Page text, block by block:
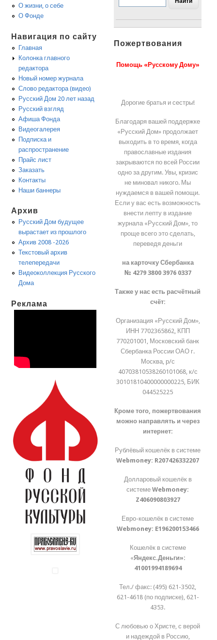
О жизни, о себе
О Фонде
Навигация по сайту
Главная
Колонка главного
редактора
Новый номер журнала
Слово редактора (видео)
Русский Дом 20 лет назад
Русский взгляд
Афиша Фонда
Видеогалерея
Подписка и
распространение
Прайс лист
Заказать
Контакты
Наши баннеры
Архив
Русский Дом будущее
вырастает из прошлого
Архив 2008 -2026
Текстовый архив
телепередачи
Видеоколлекция Русского
Дома
Реклама
Пожертвования
Помощь «Русскому Дому»
Дорогие братья и сестры!
Благодаря вашей поддержке
«Русский Дом» продолжает
выходить в то время, когда
православные издания
закрываются по всей России
одно за другим. Увы, кризис
не миновал никого. Мы
нуждаемся в вашей помощи.
Если у вас есть возможность
внести лепту в издание
журнала «Русский Дом», то
проще всего это сделать,
переведя деньги
на карточку Сбербанка
№ 4279 3800 3976 0337
Также у нас есть расчётный
счёт:
Организация «Русский Дом»,
ИНН 7702365862, КПП
770201001, Московский банк
Сбербанка России ОАО г.
Москва, р/с
40703810538260101068, к/с
30101810400000000225, БИК
044525225
Кроме того, пожертвования
можно направлять и через
интернет:
Рублёвый кошелёк в системе
Webmoney: R207426332207
Долларовый кошелёк в
системеWebmoney:
Z406090803927
Евро-кошелёк в системе
Webmoney: E196200153466
Кошелёк в системе
«Яндекс.Деньги»:
41001994189694
Тел./ факс: (495) 621-3502,
621-4618 (по подписке), 621-
4353.
С любовью о Христе, с верой
и надеждой в Россию,